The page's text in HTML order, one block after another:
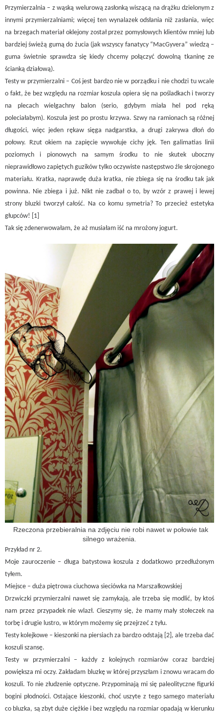
Przymierzalnia – z wąską welurową zasłonką wiszącą na drążku dzielonym z
innymi przymierzalniami; więcej ten wynalazek odsłania niż zasłania, więc
na brzegach materiał oklejony został przez pomysłowych klientów mniej lub
bardziej świeżą gumą do żucia (jak wszyscy fanatycy “MacGyvera” wiedzą –
guma świetnie sprawdza się kiedy chcemy połączyć dowolną tkaninę ze
ścianką działową).
Testy w przymierzalni – Coś jest bardzo nie w porządku i nie chodzi tu wcale
o fakt, że bez względu na rozmiar koszula opiera się na pośladkach i tworzy
na plecach wielgachny balon (serio, gdybym miała hel pod ręką
poleciałabym). Koszula jest po prostu krzywa. Szwy na ramionach są różnej
długości, więc jeden rękaw sięga nadgarstka, a drugi zakrywa dłoń do
połowy. Rzut okiem na zapięcie wywołuje cichy jęk. Ten galimatias linii
poziomych i pionowych na samym środku to nie skutek uboczny
nieprawidłowo zapiętych guzików tylko oczywiste następstwo źle skrojonego
materiału. Kratka, naprawdę duża kratka, nie zbiega się na środku tak jak
powinna. Nie zbiega i już. Nikt nie zadbał o to, by wzór z prawej i lewej
strony bluzki tworzył całość. Na co komu symetria? To przecież estetyka
głupców! [1]
Tak się zdenerwowałam, że aż musiałam iść na mrożony jogurt.
Rzeczona przebieralnia na zdjęciu nie robi nawet w połowie tak
silnego wrażenia.
Przykład nr 2.
Moje zauroczenie – długa batystowa koszula z dodatkowo przedłużonym
tyłem.
Miejsce – duża piętrowa ciuchowa sieciówka na Marszałkowskiej
Drzwiczki przymierzalni nawet się zamykają, ale trzeba się modlić, by ktoś
nam przez przypadek nie wlazł. Cieszymy się, że mamy mały stołeczek na
torbę i drugie lustro, w którym możemy się przejrzeć z tyłu.
Testy kolejkowe – kieszonki na piersiach za bardzo odstają [2], ale trzeba dać
koszuli szansę.
Testy w przymierzalni – każdy z kolejnych rozmiarów coraz bardziej
powiększa mi oczy. Zakładam bluzkę w której przyszłam i znowu wracam do
koszuli. To nie złudzenie optyczne. Przypominają mi się paleolityczne figurki
bogini płodności. Ostające kieszonki, choć uszyte z tego samego materiału
co bluzka, są zbyt duże ciężkie i bez względu na rozmiar opadają w kierunku